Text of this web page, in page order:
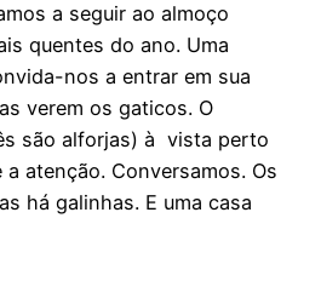
a seguir ao almoço
quentes do ano. Uma
nos a entrar em sua
verem os gaticos. O
são alforjas) à vista perto
atenção. Conversamos. Os
há galinhas. E uma casa